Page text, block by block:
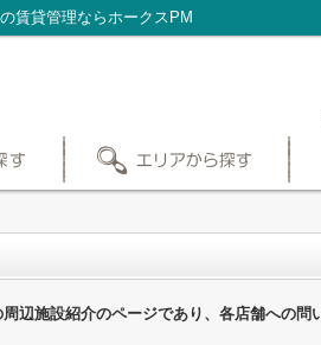
賃貸管理ならホークスPM
辺施設紹介のページであり、各店舗への問